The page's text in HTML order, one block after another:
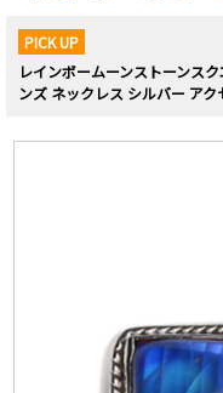
PICK UP
レインボームーンストーンス
ンズ ネックレス シルバー ア